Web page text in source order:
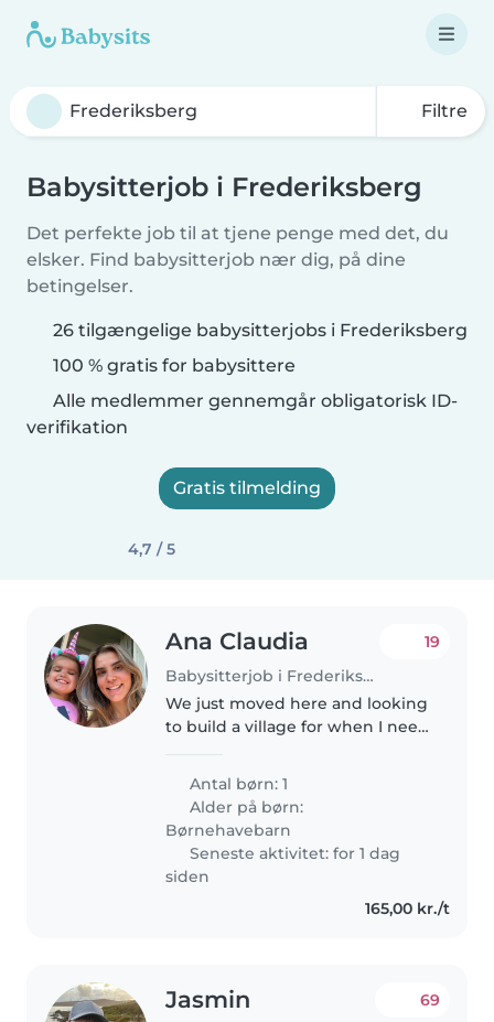
Filtre
Babysitterjob i Frederiksberg
Det perfekte job til at tjene penge med det, du
elsker. Find babysitterjob nær dig, på dine
betingelser.
26 tilgængelige babysitterjobs i Frederiksberg
100 % gratis for babysittere
Alle medlemmer gennemgår obligatorisk ID-
verifikation
Gratis tilmelding
4,7 / 5
Ana Claudia
Babysitterjob i Frederiksberg
19
We just moved here and looking
to build a village for when I need
occasionally in the evening or
weekends morning while I run
errands.
Antal børn: 1
Alder på børn:
Børnehavebarn
Seneste aktivitet: for 1 dag
siden
165,00 kr./t
Jasmin 69